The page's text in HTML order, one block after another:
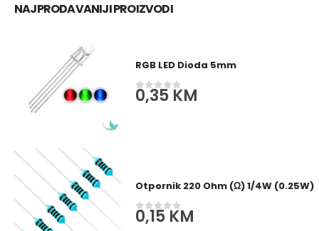
NAJPRODAVANIJI PROIZVODI
RGB LED Dioda 5mm
0out of 5
0,35KM
Otpornik 220 Ohm (Ω) 1/4W (0.25W)
0out of 5
0,15KM